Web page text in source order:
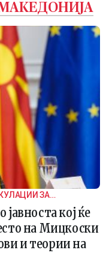
ЗА
кој ќе
на Мицкоски
и теории на